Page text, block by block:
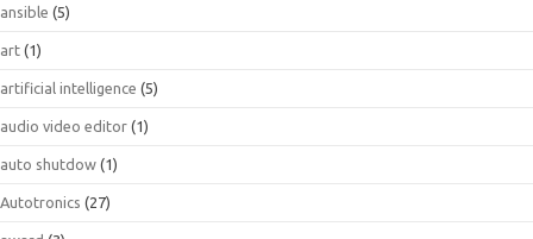
ansible (5)
art (1)
artificial intelligence (5)
audio video editor (1)
auto shutdow (1)
Autotronics (27)